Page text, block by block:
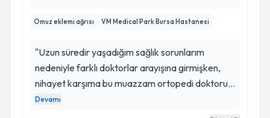
Omuz eklemi ağrısı VM Medical Park Bursa Hastanesi
"Uzun süredir yaşadığım sağlık sorunlarım
nedeniyle farklı doktorlar arayışına girmişken,
nihayet karşıma bu muazzam ortopedi doktoru
çıktı. Kendisi, mesleki bilgi birikimi ve deneyimiyle
Devamı